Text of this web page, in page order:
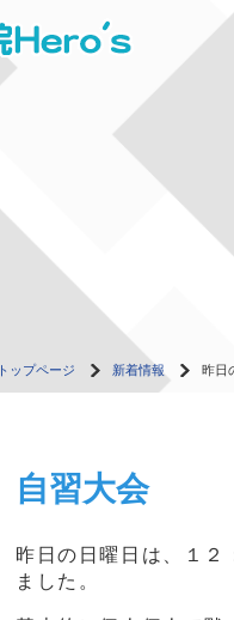
トップページ 新着情報 昨日
自習大会
昨日の日曜日は、１
ました。